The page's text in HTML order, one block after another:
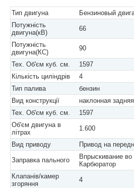
Тип двигуна
Бензиновый
Потужність
двигуна(кВ)
66
Потужність
двигуна(КС)
90
Тех. Об'єм куб. см.
1597
Кількість циліндрів
4
Тип палива
бензин
Вид конструкції
наклонная
Тех. Об'єм куб. см.
1597
Об'єм двигуна в
літрах
1.600
Вид приводу Привод на
Заправка пального
Впрыскивание во
Карбюратор
Клапанів/камер
згоряння
4